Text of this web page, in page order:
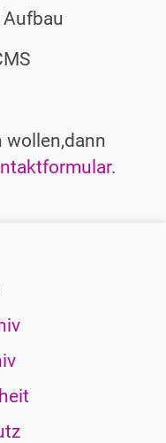
wollen,dann
.